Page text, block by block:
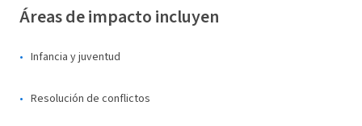
Áreas de impacto incluyen
Infancia y juventud
Resolución de conflictos